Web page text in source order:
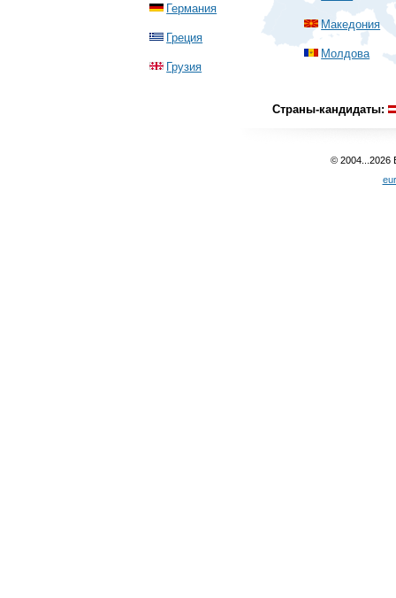
Германия
Греция
Грузия
Македония
Молдова
Страны-кандидаты:
© 2004...2026